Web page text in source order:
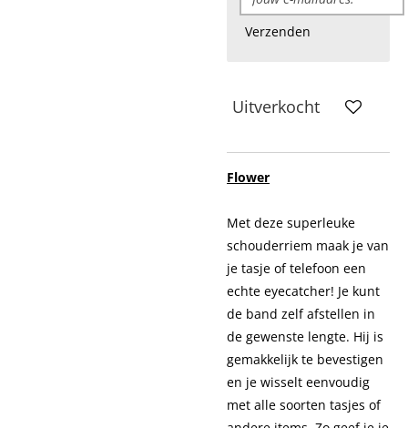
Verzenden
Uitverkocht
Flower
Met deze superleuke
schouderriem maak je van
je tasje of telefoon een
echte eyecatcher! Je kunt
de band zelf afstellen in
de gewenste lengte. Hij is
gemakkelijk te bevestigen
en je wisselt eenvoudig
met alle soorten tasjes of